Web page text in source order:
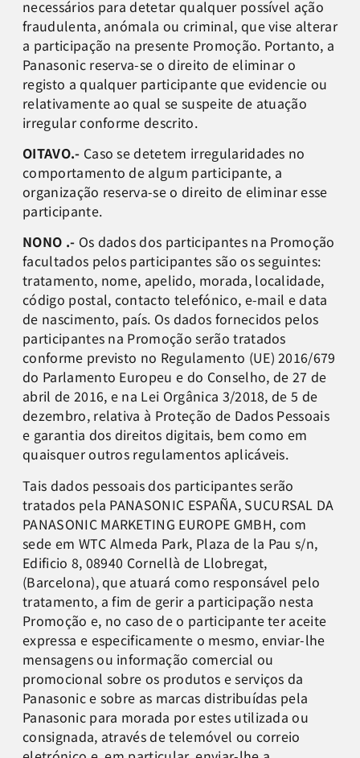
necessários para detetar qualquer possível ação
fraudulenta, anómala ou criminal, que vise alterar
a participação na presente Promoção. Portanto, a
Panasonic reserva-se o direito de eliminar o
registo a qualquer participante que evidencie ou
relativamente ao qual se suspeite de atuação
irregular conforme descrito.
OITAVO.- Caso se detetem irregularidades no
comportamento de algum participante, a
organização reserva-se o direito de eliminar esse
participante.
NONO .- Os dados dos participantes na Promoção
facultados pelos participantes são os seguintes:
tratamento, nome, apelido, morada, localidade,
código postal, contacto telefónico, e-mail e data
de nascimento, país. Os dados fornecidos pelos
participantes na Promoção serão tratados
conforme previsto no Regulamento (UE) 2016/679
do Parlamento Europeu e do Conselho, de 27 de
abril de 2016, e na Lei Orgânica 3/2018, de 5 de
dezembro, relativa à Proteção de Dados Pessoais
e garantia dos direitos digitais, bem como em
quaisquer outros regulamentos aplicáveis.
Tais dados pessoais dos participantes serão
tratados pela PANASONIC ESPAÑA, SUCURSAL DA
PANASONIC MARKETING EUROPE GMBH, com
sede em WTC Almeda Park, Plaza de la Pau s/n,
Edificio 8, 08940 Cornellà de Llobregat,
(Barcelona), que atuará como responsável pelo
tratamento, a fim de gerir a participação nesta
Promoção e, no caso de o participante ter aceite
expressa e especificamente o mesmo, enviar-lhe
mensagens ou informação comercial ou
promocional sobre os produtos e serviços da
Panasonic e sobre as marcas distribuídas pela
Panasonic para morada por estes utilizada ou
consignada, através de telemóvel ou correio